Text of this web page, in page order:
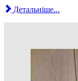
Детальніше...